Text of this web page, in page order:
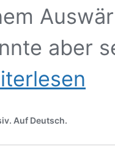
aber
Auf Deutsch.